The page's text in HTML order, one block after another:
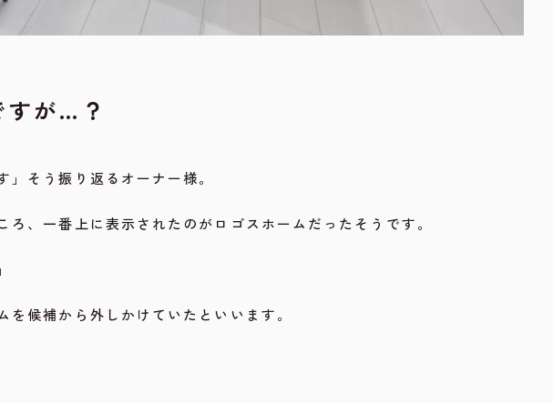
すが…？
そう振り返るオーナー様。
、一番上に表示されたのがロゴスホームだったそうです。
候補から外しかけていたといいます。